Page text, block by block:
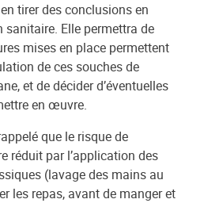
tirer des conclusions en
sanitaire. Elle permettra de
mises en place permettent
de ces souches de
et de décider d’éventuelles
en œuvre.
que le risque de
réduit par l’application des
(lavage des mains au
les repas, avant de manger et